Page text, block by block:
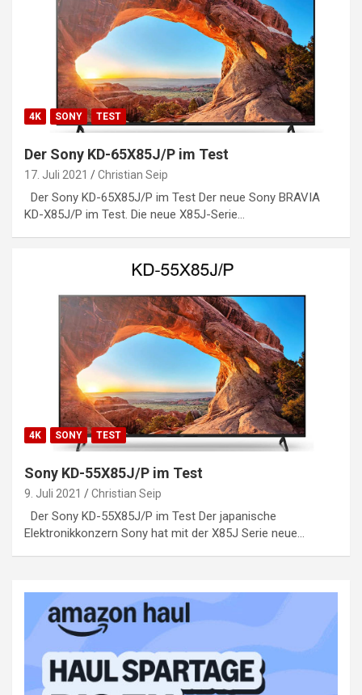
4K SONY TEST
Der Sony KD-65X85J/P im Test
17. Juli 2021 Christian Seip
Der Sony KD-65X85J/P im Test Der neue Sony BRAVIA
KD-X85J/P im Test. Die neue X85J-Serie…
4K SONY TEST
Sony KD-55X85J/P im Test
9. Juli 2021 Christian Seip
Der Sony KD-55X85J/P im Test Der japanische
Elektronikkonzern Sony hat mit der X85J Serie neue…